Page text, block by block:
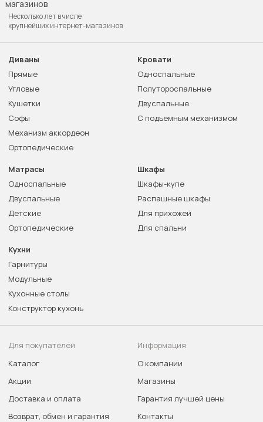
Несколько лет в числе
крупнейших интернет-магазинов
Диваны
Прямые
Угловые
Кушетки
Софы
Механизм аккордеон
Ортопедические
Кровати
Односпальные
Полутороспальные
Двуспальные
С подъемным механизмом
Матрасы
Односпальные
Двуспальные
Детские
Ортопедические
Шкафы
Шкафы-купе
Распашные шкафы
Для прихожей
Для спальни
Кухни
Гарнитуры
Модульные
Кухонные столы
Конструктор кухонь
Для покупателей
Каталог
Акции
Доставка и оплата
Возврат, обмен и гарантия
Информация
О компании
Магазины
Гарантия лучшей цены
Контакты